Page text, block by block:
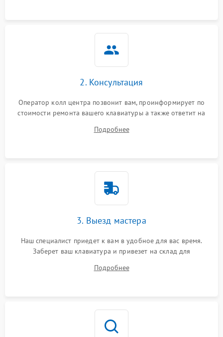
2. Консультация
Оператор колл центра позвонит вам, проинформирует по
стоимости ремонта вашего клавиатуры а также ответит на
Подробнее
3. Выезд мастера
Наш специалист приедет к вам в удобное для вас время.
Заберет ваш клавиатура и привезет на склад для
Подробнее